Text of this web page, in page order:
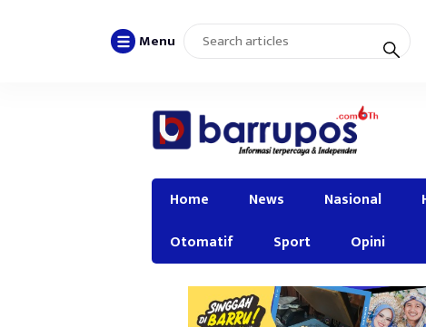
Menu
Home News Nasional
Otomatif
Sport Opini